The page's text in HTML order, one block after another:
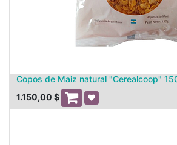
Copos de Maiz natural "Cerealcoop"
1.150,00 $